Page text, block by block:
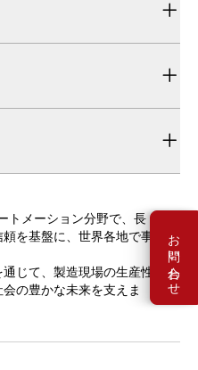
お問い合わせ
トメーション分野で、長
を基盤に、世界各地で事
じて、製造現場の生産性
の豊かな未来を支えま